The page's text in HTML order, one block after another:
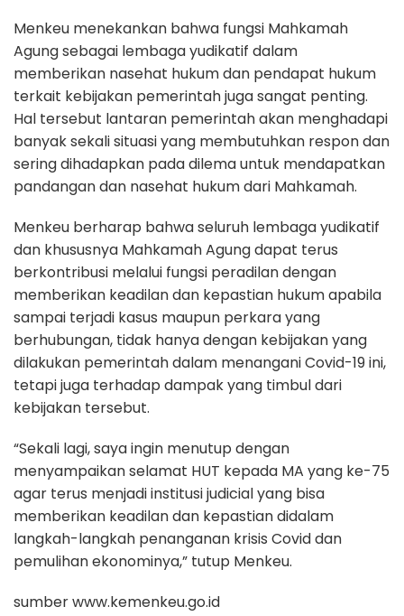
Menkeu menekankan bahwa fungsi Mahkamah
Agung sebagai lembaga yudikatif dalam
memberikan nasehat hukum dan pendapat hukum
terkait kebijakan pemerintah juga sangat penting.
Hal tersebut lantaran pemerintah akan menghadapi
banyak sekali situasi yang membutuhkan respon dan
sering dihadapkan pada dilema untuk mendapatkan
pandangan dan nasehat hukum dari Mahkamah.
Menkeu berharap bahwa seluruh lembaga yudikatif
dan khususnya Mahkamah Agung dapat terus
berkontribusi melalui fungsi peradilan dengan
memberikan keadilan dan kepastian hukum apabila
sampai terjadi kasus maupun perkara yang
berhubungan, tidak hanya dengan kebijakan yang
dilakukan pemerintah dalam menangani Covid-19 ini,
tetapi juga terhadap dampak yang timbul dari
kebijakan tersebut.
“Sekali lagi, saya ingin menutup dengan
menyampaikan selamat HUT kepada MA yang ke-75
agar terus menjadi institusi judicial yang bisa
memberikan keadilan dan kepastian didalam
langkah-langkah penanganan krisis Covid dan
pemulihan ekonominya,” tutup Menkeu.
sumber www.kemenkeu.go.id